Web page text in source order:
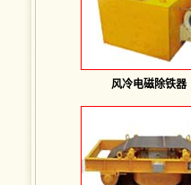
风冷电磁除铁器